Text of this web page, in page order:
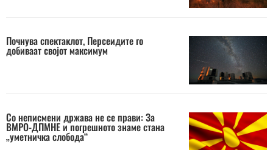
Почнува спектаклот, Персеидите го
добиваат својот максимум
Со неписмени држава не се прави: За
ВМРО-ДПМНЕ и погрешното знаме стана
„уметничка слобода“